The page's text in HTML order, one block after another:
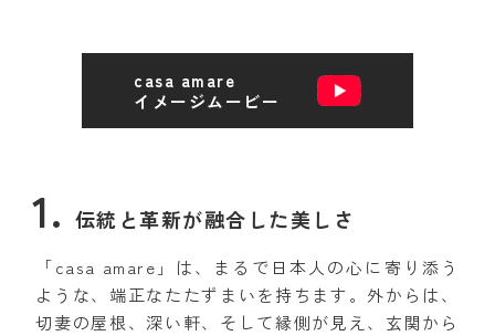
casa amare
イメージムービー
伝統と革新が融合した美しさ
「casa amare」は、まるで日本人の心に寄り添う
ような、端正なたたずまいを持ちます。外からは、
切妻の屋根、深い軒、そして縁側が見え、玄関から